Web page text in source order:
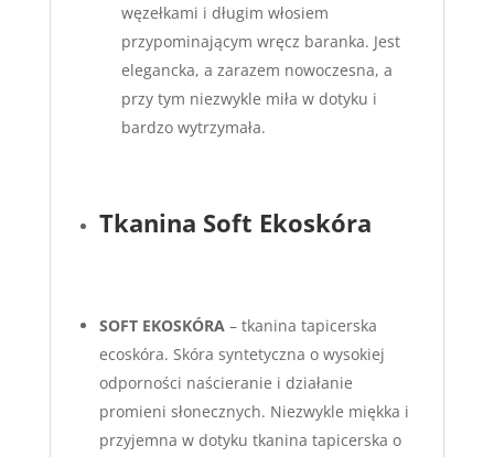
węzełkami i długim włosiem
przypominającym wręcz baranka. Jest
elegancka, a zarazem nowoczesna, a
przy tym niezwykle miła w dotyku i
bardzo wytrzymała.
Tkanina Soft Ekoskóra
SOFT EKOSKÓRA– tkanina tapicerska
ecoskóra. Skóra syntetyczna o wysokiej
odporności naścieranie i działanie
promieni słonecznych. Niezwykle miękka i
przyjemna w dotyku tkanina tapicerska o